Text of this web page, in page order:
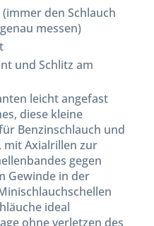
den Schlauch
messen)
und Schlitz am
leicht angefast
diese kleine
Benzinschlauch und
mit Axialrillen zur
gegen
Gewinde in der
ideal
ohne verletzen des